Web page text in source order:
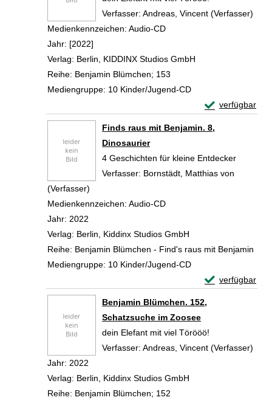
Verfasser: Andreas, Vincent (Verfasser)
Medienkennzeichen: Audio-CD
Jahr: [2022]
Verlag: Berlin, KIDDINX Studios GmbH
Reihe: Benjamin Blümchen; 153
Mediengruppe: 10 Kinder/Jugend-CD
verfügbar
Exemplar-
Finds raus mit Benjamin. 8,
Dinosaurier
4 Geschichten für kleine Entdecker
Verfasser: Bornstädt, Matthias von
(Verfasser)
Medienkennzeichen: Audio-CD
Jahr: 2022
Verlag: Berlin, Kiddinx Studios GmbH
Reihe: Benjamin Blümchen - Find's raus mit Benjamin
Mediengruppe: 10 Kinder/Jugend-CD
verfügbar
Exemplar-
Benjamin Blümchen. 152,
Schatzsuche im Zoosee
dein Elefant mit viel Törööö!
Verfasser: Andreas, Vincent (Verfasser)
Jahr: 2022
Verlag: Berlin, Kiddinx Studios GmbH
Reihe: Benjamin Blümchen; 152